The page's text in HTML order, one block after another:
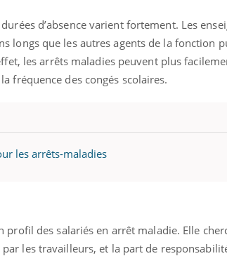
d’absence varient fortement. Les
longs que les autres agents de la fonction
les arrêts maladies peuvent plus
fréquence des congés scolaires.
les arrêts-maladies
profil des salariés en arrêt maladie. Elle
les travailleurs, et la part de
une période de questions, de
...
mutualiste
santé :
numérique »